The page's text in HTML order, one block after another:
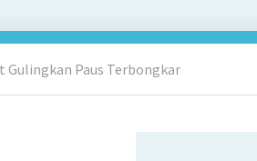
Gulingkan Paus Terbongkar